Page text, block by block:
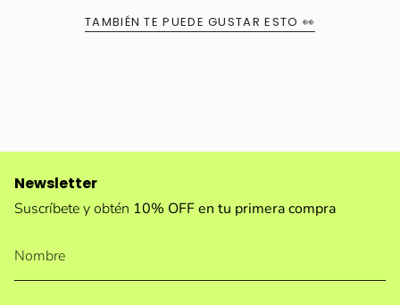
TAMBIÉN TE PUEDE GUSTAR ESTO 👀
Newsletter
Suscríbete y obtén 10% OFF en tu primera compra